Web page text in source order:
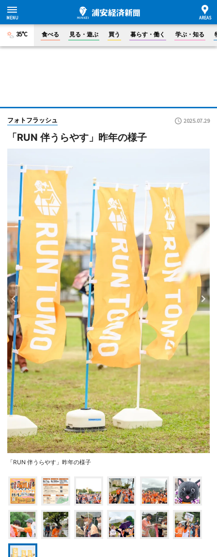
35°C 食べる 見る・遊ぶ 買う 暮らす・働く 学ぶ・知る
フォトフラッシュ 2025.07.29
「RUN 伴うらやす」昨年の様子
「RUN 伴うらやす」昨年の様子